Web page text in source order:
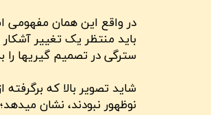
در واقع این همان مفهومی
باید منتظر یک تغییر
سترگی در تصمیم گیریها را
نوظهور نبودند، نشان میدهد؛